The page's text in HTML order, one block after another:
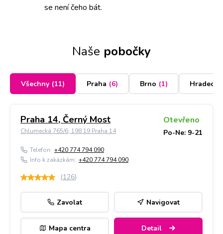
se není čeho bát.
Naše pobočky
Všechny (11) Praha (6) Brno (1) Hradec
Praha 14, Černý Most
Chlumecká 765/6, 198 19 Praha 14
Otevřeno
Po-Ne: 9-21
Telefon: +420 774 794 090
Info k zakázkám: +420 774 794 090
(126)
Zavolat Navigovat
Mapa centra Detail